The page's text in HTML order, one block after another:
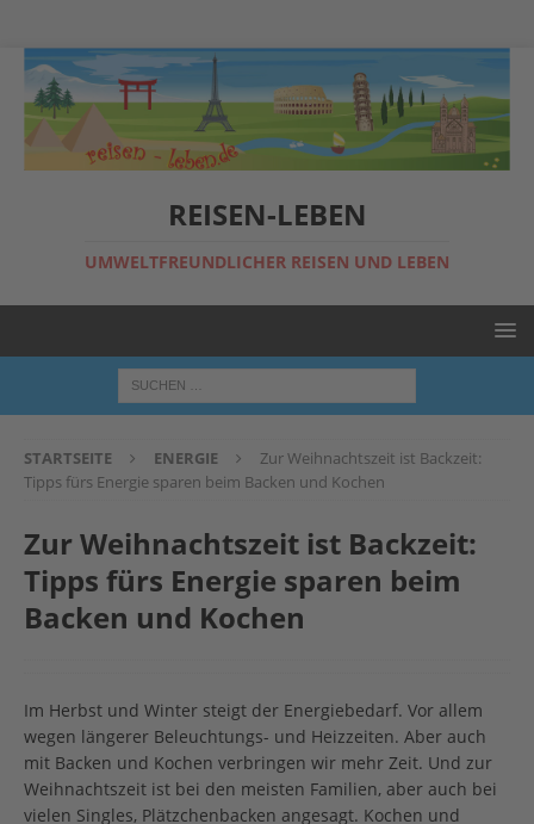
REISEN-LEBEN
UMWELTFREUNDLICHER REISEN UND LEBEN
STARTSEITE ENERGIE
Zur Weihnachtszeit ist Backzeit:
Tipps fürs Energie sparen beim Backen und Kochen
Zur Weihnachtszeit ist Backzeit:
Tipps fürs Energie sparen beim
Backen und Kochen
Im Herbst und Winter steigt der Energie­­bedarf. Vor allem
wegen längerer Beleuchtungs- und Heizzeiten. Aber auch
mit Backen und Kochen verbringen wir mehr Zeit. Und zur
Weihnachtszeit ist bei den meisten Familien, aber auch bei
vielen Singles, Plätzchenbacken angesagt. Kochen und